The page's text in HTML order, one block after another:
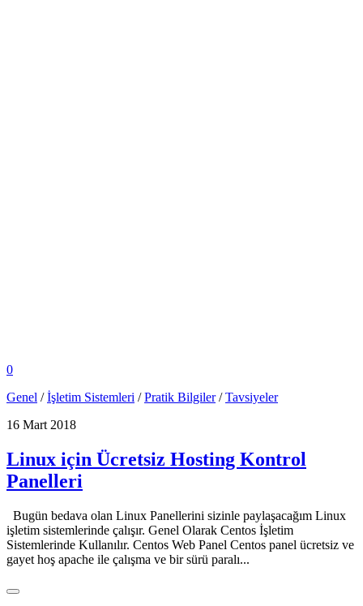
0
Genel /İşletim Sistemleri /Pratik Bilgiler/Tavsiyeler
16 Mart 2018
Linux için Ücretsiz Hosting Kontrol
Panelleri
Bugün bedava olan Linux Panellerini sizinle paylaşacağım Linux
işletim sistemlerinde çalışır. Genel Olarak Centos İşletim
Sistemlerinde Kullanılır. Centos Web Panel Centos panel ücretsiz ve
gayet hoş apache ile çalışma ve bir sürü paralı...